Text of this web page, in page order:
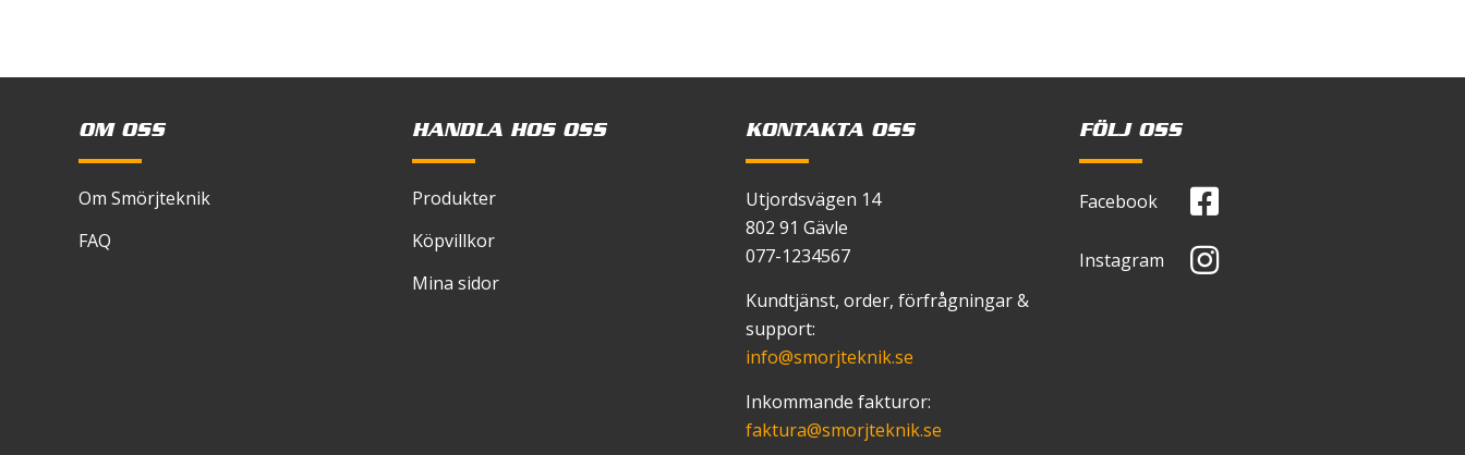
OM OSS
Om Smörjteknik
FAQ
HANDLA HOS OSS
Produkter
Köpvillkor
Mina sidor
KONTAKTA OSS
Utjordsvägen 14
802 91 Gävle
077-1234567
Kundtjänst, order, förfrågningar &
support:
info@smorjteknik.se
Inkommande fakturor:
faktura@smorjteknik.se
FÖLJ OSS
Facebook
Instagram